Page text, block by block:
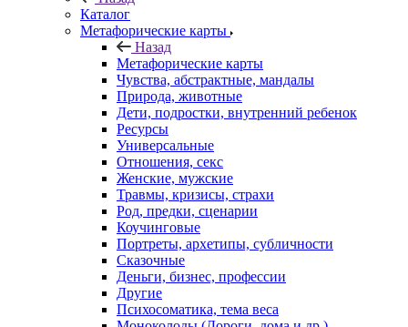
Каталог
Mетафорические карты
Назад
Mетафорические карты
Чувства, абстрактные, мандалы
Природа, животные
Дети, подростки, внутренний ребенок
Ресурсы
Универсальные
Отношения, секс
Женские, мужские
Травмы, кризисы, страхи
Род, предки, сценарии
Коучинговые
Портреты, архетипы, субличности
Сказочные
Деньги, бизнес, профессии
Другие
Психосоматика, тема веса